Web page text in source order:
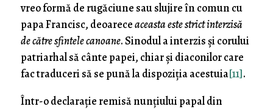
vreo formă de rugăciune sau slujire în comun cu
papa Francisc, deoareceaceasta este strict interzisă
de către sfintele canoane. Sinodul a interzis și corului
patriarhal să cânte papei, chiar și diaconilor care
fac traduceri să se pună la dispoziția acestuia[11].
Într-o declarație remisă nunțiului papal din